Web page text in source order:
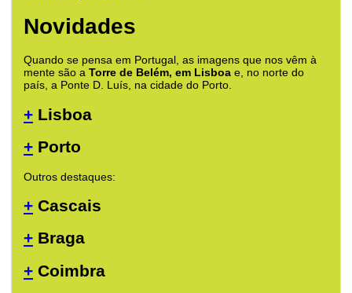
Novidades
Quando se pensa em Portugal, as imagens que nos vêm à
mente são a Torre de Belém, em Lisboa e, no norte do
país, a Ponte D. Luís, na cidade do Porto.
+ Lisboa
+ Porto
Outros destaques:
+ Cascais
+ Braga
+ Coimbra